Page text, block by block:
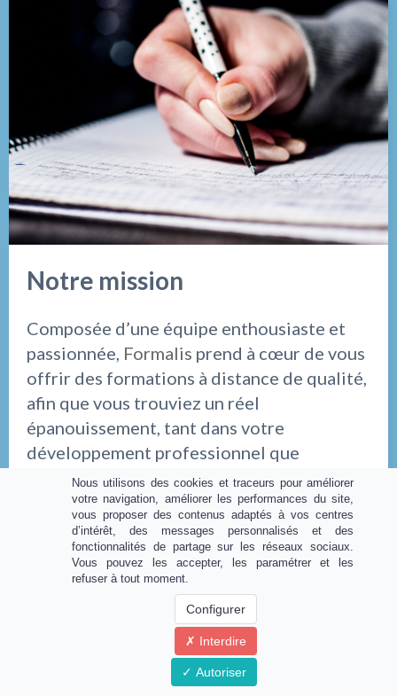
Notre mission
Composée d’une équipe enthousiaste et
passionnée, Formalis prend à cœur de vous
offrir des formations à distance de qualité,
afin que vous trouviez un réel
épanouissement, tant dans votre
développement professionnel que
personnel. Notre but est de vous
permettre d’atteindre l’excellence dans le
domaine que vous avez choisi. En mettant à
votre portée de très nombreux outils pour
votre bien-être, nous vous donnons autant
de clés pour vous déployer dans un monde
où vous ferez la différence.
Nous utilisons des cookies et traceurs pour améliorer
votre navigation, améliorer les performances du site,
vous proposer des contenus adaptés à vos centres
d’intérêt, des messages personnalisés et des
fonctionnalités de partage sur les réseaux sociaux.
Vous pouvez les accepter, les paramétrer et les
refuser à tout moment.
Configurer
Interdire
Autoriser